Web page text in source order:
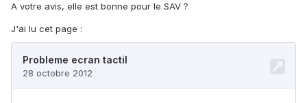
A votre avis, elle est bonne pour le SAV ?
J'ai lu cet page :